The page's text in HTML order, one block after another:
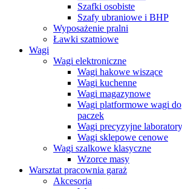
Szafki osobiste
Szafy ubraniowe i BHP
Wyposażenie pralni
Ławki szatniowe
Wagi
Wagi elektroniczne
Wagi hakowe wiszące
Wagi kuchenne
Wagi magazynowe
Wagi platformowe wagi do
paczek
Wagi precyzyjne
Wagi sklepowe cenowe
Wagi szalkowe klasyczne
Wzorce masy
Warsztat pracownia garaż
Akcesoria